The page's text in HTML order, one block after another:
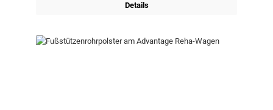
Details